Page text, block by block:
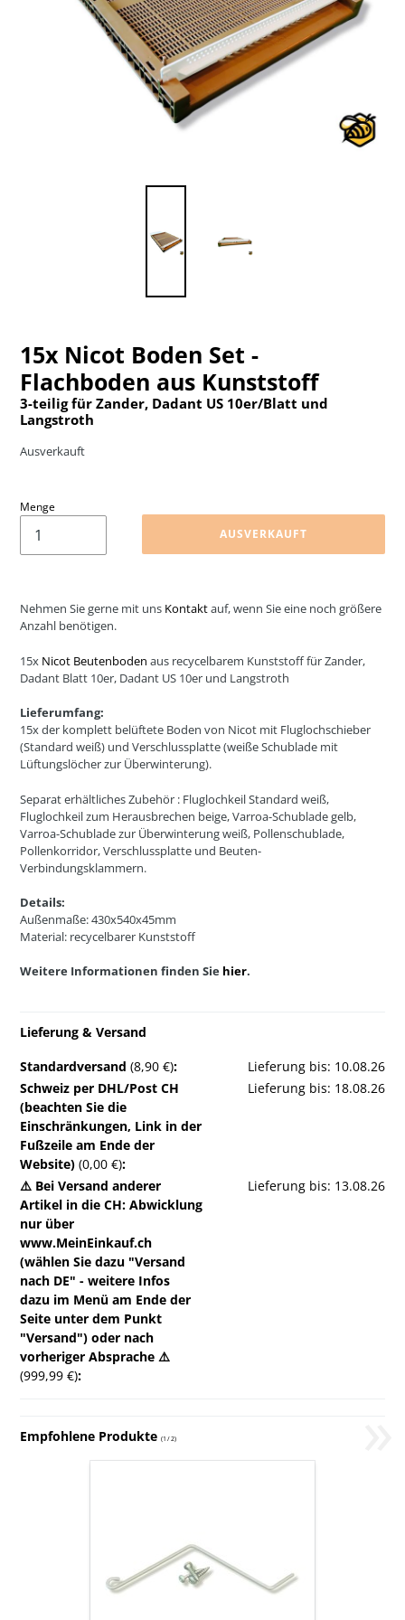
15x Nicot Boden Set -
Flachboden aus Kunststoff
3-teilig für Zander, Dadant US 10er/Blatt und
Langstroth
Normaler Preis
Ausverkauft
Menge
AUSVERKAUFT
Nehmen Sie gerne mit uns Kontaktauf, wenn Sie eine noch größere
Anzahl benötigen.
15x Nicot Beutenboden aus recycelbarem Kunststoff für Zander,
Dadant Blatt 10er, Dadant US 10er und Langstroth
Lieferumfang:
15x der komplett belüftete Boden von Nicot mit Fluglochschieber
(Standard weiß) und Verschlussplatte (weiße Schublade mit
Lüftungslöcher zur Überwinterung).
Separat erhältliches Zubehör : Fluglochkeil Standard weiß,
Fluglochkeil zum Herausbrechen beige, Varroa-Schublade gelb,
Varroa-Schublade zur Überwinterung weiß, Pollenschublade,
Pollenkorridor, Verschlussplatte und Beuten-
Verbindungsklammern.
Details:
Außenmaße: 430x540x45mm
Material: recycelbarer Kunststoff
Weitere Informationen finden Sie hier.
Lieferung & Versand
Standardversand (8,90 €):
Lieferung bis: 10.08.26
Schweiz per DHL/Post CH
(beachten Sie die
Einschränkungen, Link in der
Fußzeile am Ende der
Website) (0,00 €):
Lieferung bis: 18.08.26
⚠️ Bei Versand anderer
Artikel in die CH: Abwicklung
nur über
www.MeinEinkauf.ch
(wählen Sie dazu "Versand
nach DE" - weitere Infos
dazu im Menü am Ende der
Seite unter dem Punkt
"Versand") oder nach
vorheriger Absprache ⚠️
(999,99 €):
Lieferung bis: 13.08.26
Empfohlene Produkte (1 /2)